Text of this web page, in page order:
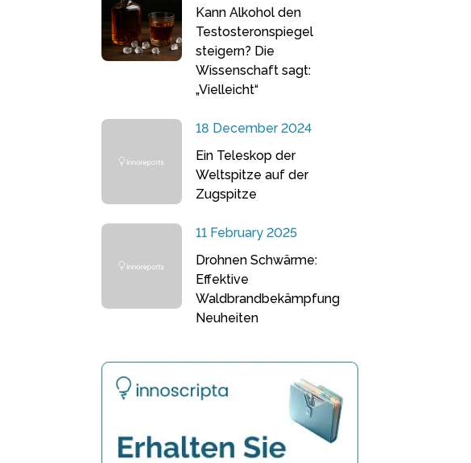
Kann Alkohol den
Testosteronspiegel
steigern? Die
Wissenschaft sagt:
„Vielleicht“
18 December 2024
Ein Teleskop der
Weltspitze auf der
Zugspitze
11 February 2025
Drohnen Schwärme:
Effektive
Waldbrandbekämpfung
Neuheiten